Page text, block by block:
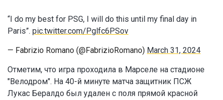
“I do my best for PSG, I will do this until my final day in
Paris”. pic.twitter.com/Pglfc6PSov
— Fabrizio Romano (@FabrizioRomano) March 31, 2024
Отметим, что игра проходила в Марселе на стадионе
"Велодром". На 40-й минуте матча защитник ПСЖ
Лукас Бералдо был удален с поля прямой красной